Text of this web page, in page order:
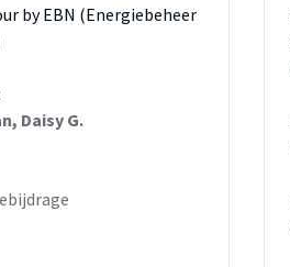
by EBN (Energiebeheer
Daisy G.